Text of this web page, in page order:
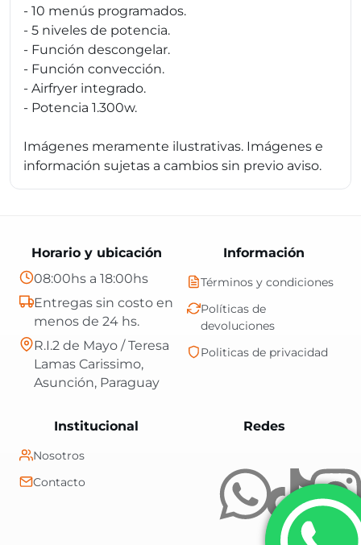
- 10 menús programados.
- 5 niveles de potencia.
- Función descongelar.
- Función convección.
- Airfryer integrado.
- Potencia 1.300w.
Imágenes meramente ilustrativas. Imágenes e
información sujetas a cambios sin previo aviso.
RedesCentral Shop es
Información
Términos y condiciones
Políticas de
devoluciones
Politicas de privacidad
Institucional
Nosotros
Contacto
Horario y ubicación
08:00hs a 18:00hs
Entregas sin costo en
menos de 24 hs.
R.I.2 de Mayo / Teresa
Lamas Carissimo,
Asunción, Paraguay